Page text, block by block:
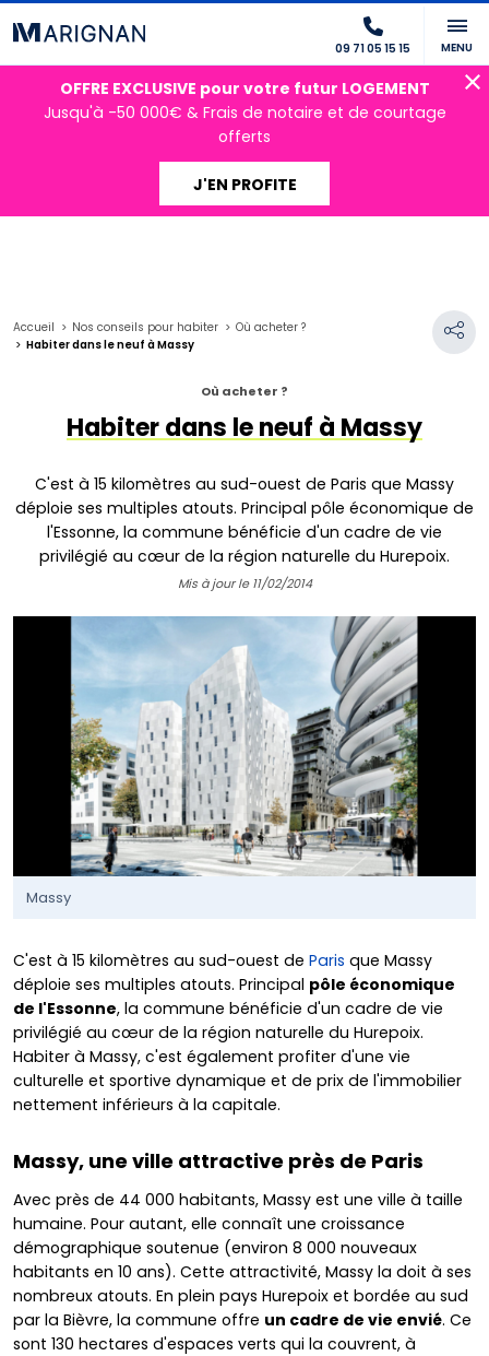
09 71 05 15 15 MENU
OFFRE EXCLUSIVE pour votre futur LOGEMENT
Jusqu'à -50 000€ & Frais de notaire et de courtage
offerts
J'EN PROFITE
Accueil Nos conseils pour habiter
Où acheter ?
Habiter dans le neuf à Massy
Où acheter ?
Habiter dans le neuf à Massy
C'est à 15 kilomètres au sud-ouest de Paris que Massy
déploie ses multiples atouts. Principal pôle économique de
l'Essonne, la commune bénéficie d'un cadre de vie
privilégié au cœur de la région naturelle du Hurepoix.
Mis à jour le 11/02/2014
Massy
C'est à 15 kilomètres au sud-ouest de Paris que Massy
déploie ses multiples atouts. Principal pôle économique
de l'Essonne, la commune bénéficie d'un cadre de vie
privilégié au cœur de la région naturelle du Hurepoix.
Habiter à Massy, c'est également profiter d'une vie
culturelle et sportive dynamique et de prix de l'immobilier
nettement inférieurs à la capitale.
Massy, une ville attractive près de Paris
Avec près de 44 000 habitants, Massy est une ville à taille
humaine. Pour autant, elle connaît une croissance
démographique soutenue (environ 8 000 nouveaux
habitants en 10 ans). Cette attractivité, Massy la doit à ses
nombreux atouts. En plein pays Hurepoix et bordée au sud
par la Bièvre, la commune offre un cadre de vie envié. Ce
sont 130 hectares d'espaces verts qui la couvrent, à